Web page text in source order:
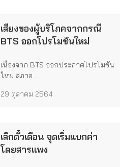
เสียงของผู้บริโภคจากกรณี
BTS ออกโปรโมชันใหม่
เนื่องจาก BTS ออกประกาศโปรโมชัน
ใหม่ สภาอ...
29 ตุลาคม 2564
เลิกตั๋วเดือน จุดเริ่มแบกค่า
โดยสารแพง